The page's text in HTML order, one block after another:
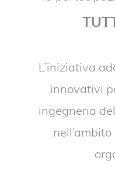
L’iniziativa
innovativi
ingegneria